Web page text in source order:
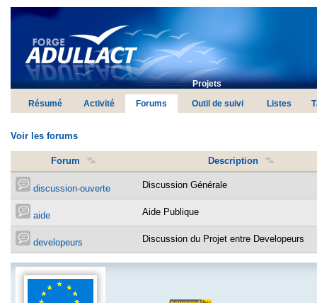
Projets
Résumé Activité Forums Outil de suivi Listes
Voir les forums
Forum Description
discussion-ouverte Discussion Générale
aide Aide Publique
developeurs Discussion du Projet entre Developeurs